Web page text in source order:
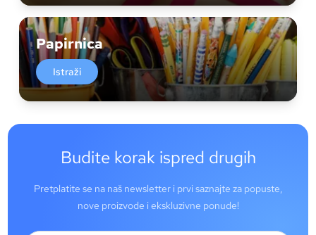
Papirnica
Istraži
Budite korak ispred drugih
Pretplatite se na naš newsletter i prvi saznajte za popuste,
nove proizvode i ekskluzivne ponude!